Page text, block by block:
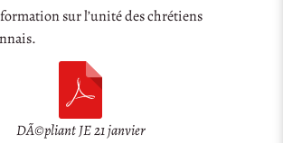
sur l’unité des chrétiens
DÃ©pliant JE 21 janvier